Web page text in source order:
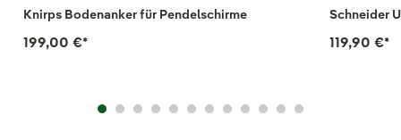
Knirps Bodenanker für Pendelschirme
199,00 €*
Schneider
119,90 €*